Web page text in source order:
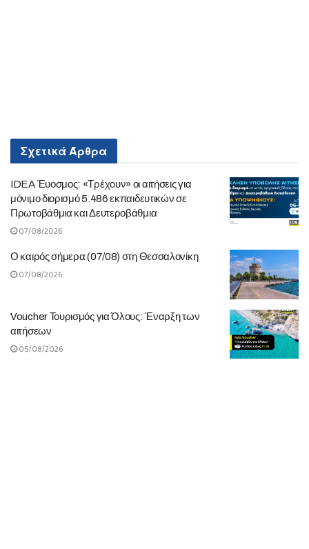
ΣχετικάΆρθρα
IDEA Έυοσμος: «Τρέχουν» οι αιτήσεις για
μόνιμο διορισμό 5.486 εκπαιδευτικών σε
Πρωτοβάθμια και Δευτεροβάθμια
07/08/2026
Ο καιρός σήμερα (07/08) στη Θεσσαλονίκη
07/08/2026
Voucher Τουρισμός για Όλους: Έναρξη των
αιτήσεων
05/08/2026